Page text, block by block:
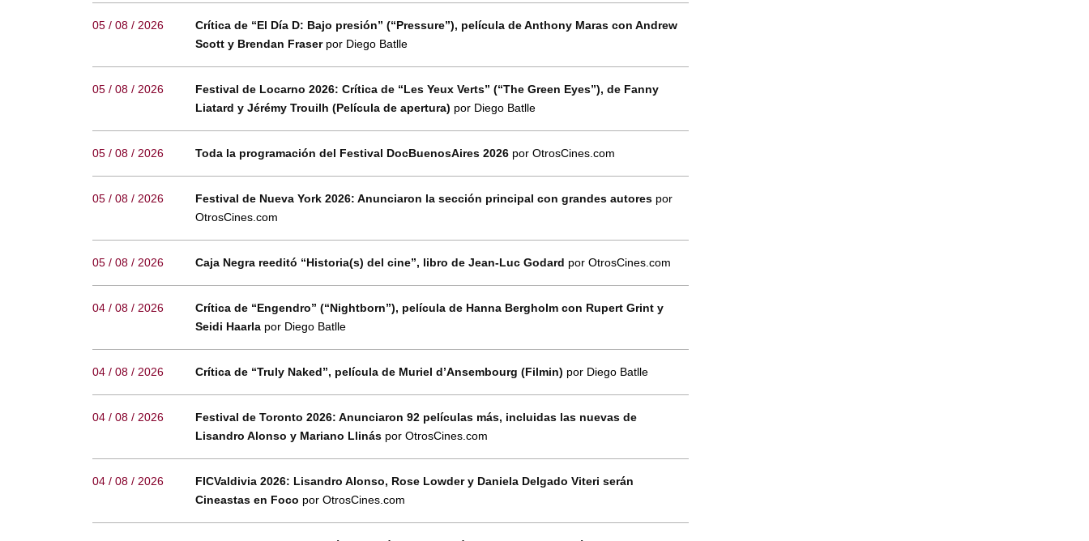
05 / 08 / 2026
Crítica de “El Día D: Bajo presión” (“Pressure”), película de Anthony Maras con Andrew
Scott y Brendan Fraser por Diego Batlle
05 / 08 / 2026
Festival de Locarno 2026: Crítica de “Les Yeux Verts” (“The Green Eyes”), de Fanny
Liatard y Jérémy Trouilh (Película de apertura) por Diego Batlle
05 / 08 / 2026 Toda la programación del Festival DocBuenosAires 2026 por OtrosCines.com
05 / 08 / 2026 Festival de Nueva York 2026: Anunciaron la sección principal con grandes autores por
OtrosCines.com
05 / 08 / 2026 Caja Negra reeditó “Historia(s) del cine”, libro de Jean-Luc Godard por OtrosCines.com
04 / 08 / 2026
Crítica de “Engendro” (“Nightborn”), película de Hanna Bergholm con Rupert Grint y
Seidi Haarla por Diego Batlle
04 / 08 / 2026 Crítica de “Truly Naked”, película de Muriel d’Ansembourg (Filmin) por Diego Batlle
04 / 08 / 2026
Festival de Toronto 2026: Anunciaron 92 películas más, incluidas las nuevas de
Lisandro Alonso y Mariano Llinás por OtrosCines.com
04 / 08 / 2026
FICValdivia 2026: Lisandro Alonso, Rose Lowder y Daniela Delgado Viteri serán
Cineastas en Foco por OtrosCines.com